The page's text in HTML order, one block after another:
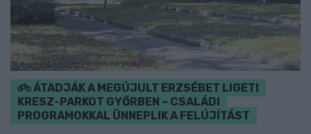
ÁTADJÁK A MEGÚJULT ERZSÉBET LIGETI
KRESZ-PARKOT GYŐRBEN – CSALÁDI
PROGRAMOKKAL ÜNNEPLIK A FELÚJÍTÁST